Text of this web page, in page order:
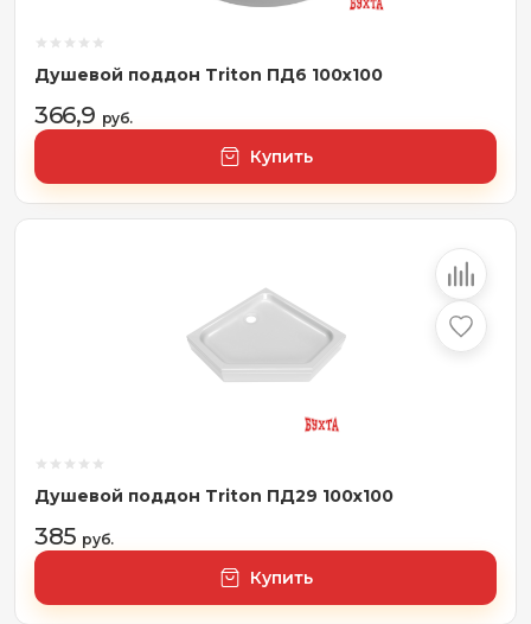
Душевой поддон Triton ПД6 100x100
366,9 руб.
Купить
Душевой поддон Triton ПД29 100x100
385 руб.
Купить